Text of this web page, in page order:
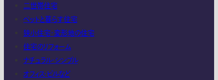
二世帯住宅
ペットと暮らす住宅
狭小住宅・変形地の住宅
住宅のリフォーム
ナチュラル・シンプル
オフィス・ビルなど